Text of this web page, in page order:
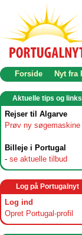
Forside Nyt fra
Aktuelle tips og links
Rejser til Algarve
Prøv ny søgemaskine
Billeje i Portugal
- se aktuelle tilbud
Log på Portugalnyt
Log ind
Opret Portugal-profil